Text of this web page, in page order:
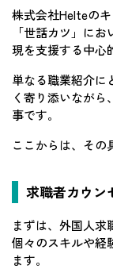
株式会社Helteの
「世話カツ」に
現を支援する中心
単なる職業紹介に
く寄り添いなが
事です。
ここからは、その
求職者カウン
まずは、外国人求
個々のスキルや経
ます。